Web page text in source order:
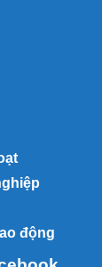
động